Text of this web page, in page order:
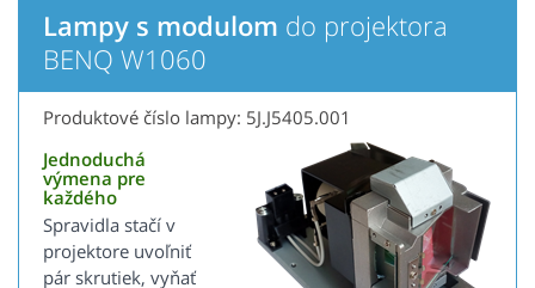
Lampy s modulom do projektora
BENQ W1060
Produktové číslo lampy: 5J.J5405.001
Jednoduchá
výmena pre
každého
Spravidla stačí v
projektore uvoľniť
pár skrutiek, vyňať